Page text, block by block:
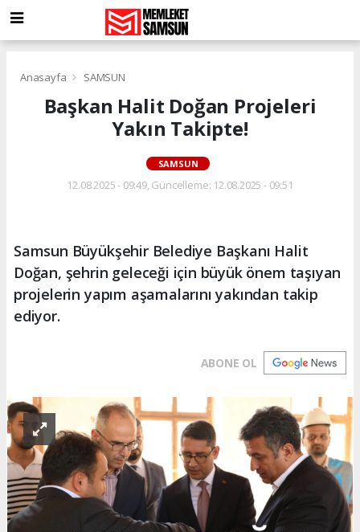
Anasayfa SAMSUN
Başkan Halit Doğan Projeleri
Yakın Takipte!
SAMSUN
12.08.2025 - 09:49, Güncelleme: 12.08.2025 - 09:51
Samsun Büyükşehir Belediye Başkanı Halit
Doğan, şehrin geleceği için büyük önem taşıyan
projelerin yapım aşamalarını yakından takip
ediyor.
ABONE OL